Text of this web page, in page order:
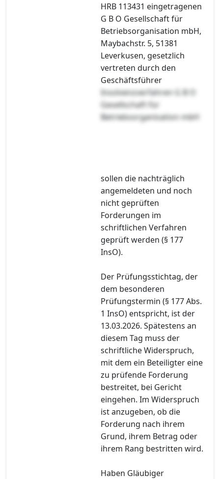
HRB 113431 eingetragenen
G B O Gesellschaft für
Betriebsorganisation mbH,
Maybachstr. 5, 51381
Leverkusen, gesetzlich
vertreten durch den
Geschäftsführer
Insolvenzverfahren G B O
Gesellschaft für
Betriebsorganisation mbH
sollen die nachträglich
angemeldeten und noch
nicht geprüften
Forderungen im
schriftlichen Verfahren
geprüft werden (§ 177
InsO).
Der Prüfungsstichtag, der
dem besonderen
Prüfungstermin (§ 177 Abs.
1 InsO) entspricht, ist der
13.03.2026. Spätestens an
diesem Tag muss der
schriftliche Widerspruch,
mit dem ein Beteiligter eine
zu prüfende Forderung
bestreitet, bei Gericht
eingehen. Im Widerspruch
ist anzugeben, ob die
Forderung nach ihrem
Grund, ihrem Betrag oder
ihrem Rang bestritten wird.
Haben Gläubiger